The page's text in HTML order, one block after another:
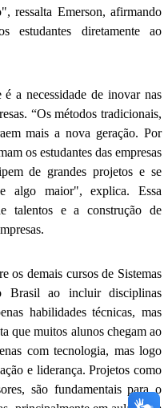
ressalta Emerson, afirmando
estudantes diretamente ao
a necessidade de inovar nas
“Os métodos tradicionais,
mais a nova geração. Por
os estudantes das empresas
de grandes projetos e se
algo maior", explica. Essa
talentos e a construção de
os demais cursos de Sistemas
Brasil ao incluir disciplinas
habilidades técnicas, mas
que muitos alunos chegam ao
com tecnologia, mas logo
e liderança. Projetos como
são fundamentais para o